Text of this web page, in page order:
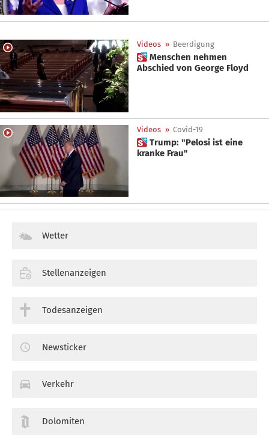
Videos » Beerdigung
 Menschen nehmen
Abschied von George Floyd
Videos » Covid-19
 Trump: "Pelosi ist eine
kranke Frau"
Wetter
Stellenanzeigen
Todesanzeigen
Newsticker
Verkehr
Dolomiten